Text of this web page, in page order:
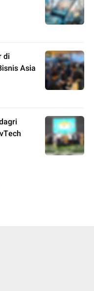
di
Asia